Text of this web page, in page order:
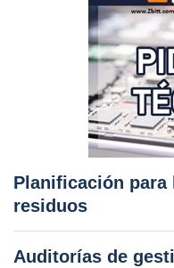
Planificación
residuos
Auditorías de